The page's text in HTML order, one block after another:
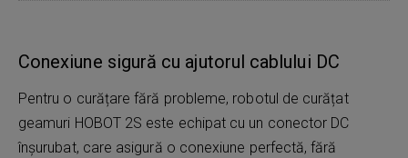
Conexiune sigură cu ajutorul cablului DC
Pentru o curățare fără probleme, robotul de curățat
geamuri HOBOT 2S este echipat cu un conector DC
înșurubat, care asigură o conexiune perfectă, fără